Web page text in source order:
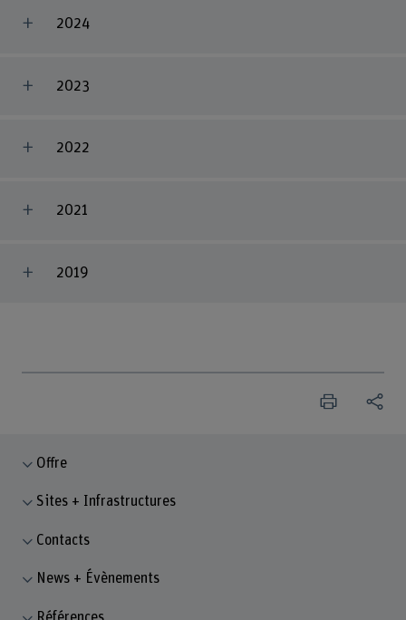
2024
2023
2022
2021
2019
Offre
Sites + Infrastructures
Contacts
News + Évènements